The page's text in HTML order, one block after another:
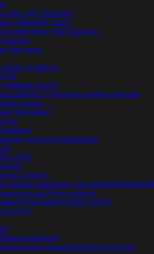
трек «We Turn Red»
“Beautiful Thing”
новый трек «The Getaway»
«Без меж»
песню «Up&Up»
ЕР
альбом
альбом и поделились новым синглом
(видео)
“Not Today”
с Ноэлем Галлахером
DC#
Синатру
новым альбомом с продюсером Radiohead
ранее песня #Дэвида Боуи#
#The Spirit Of Tengri 2016#
видео
Мартин#
открытый концерт на Кубе!